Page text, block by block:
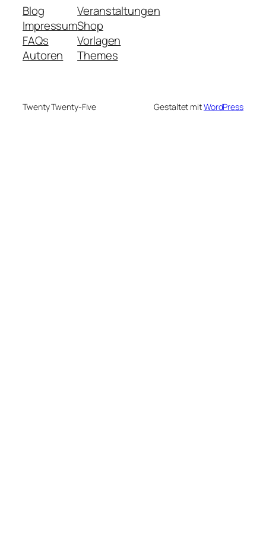
Blog
Impressum
FAQs
Autoren
Veranstaltungen
Shop
Vorlagen
Themes
Twenty Twenty-Five Gestaltet mitWordPress